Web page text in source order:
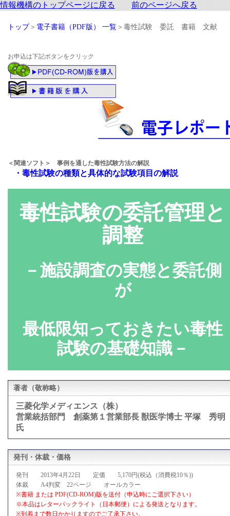
情報機構のトップページに戻る 前のページへ戻る
トップ＞ 電子書籍（PDF版） 一覧 ＞毒性試験 委託 書籍 文献
お申込は下記ボタンをクリック
＜関連ソフト＞ 事例を通した毒性試験方法の解説
・毒性試験の種類と具体的な試験項目の解説
毒性試験の委託管理と
調整
－施設調査の実態と委託側
が
最低限知っておきたい毒性
試験の基礎知識－
著者（敬称略）
三菱化学メディエンス（株）
営業統括部門 創薬第１営業部長 獣医学博士 平塚 秀明
氏
発刊・体裁・価格
発刊 2013年4月22日 定価 5,170円(税込（消費税10％))
体裁 A4判変 22ページ オールカラー
※書籍 または PDF(CD-ROM)版を送付（申込時にご選択下さい）
※本品はレターパックライト（日本郵便）による発送となります。
※到着まで数日かかりますのでご了承下さい。